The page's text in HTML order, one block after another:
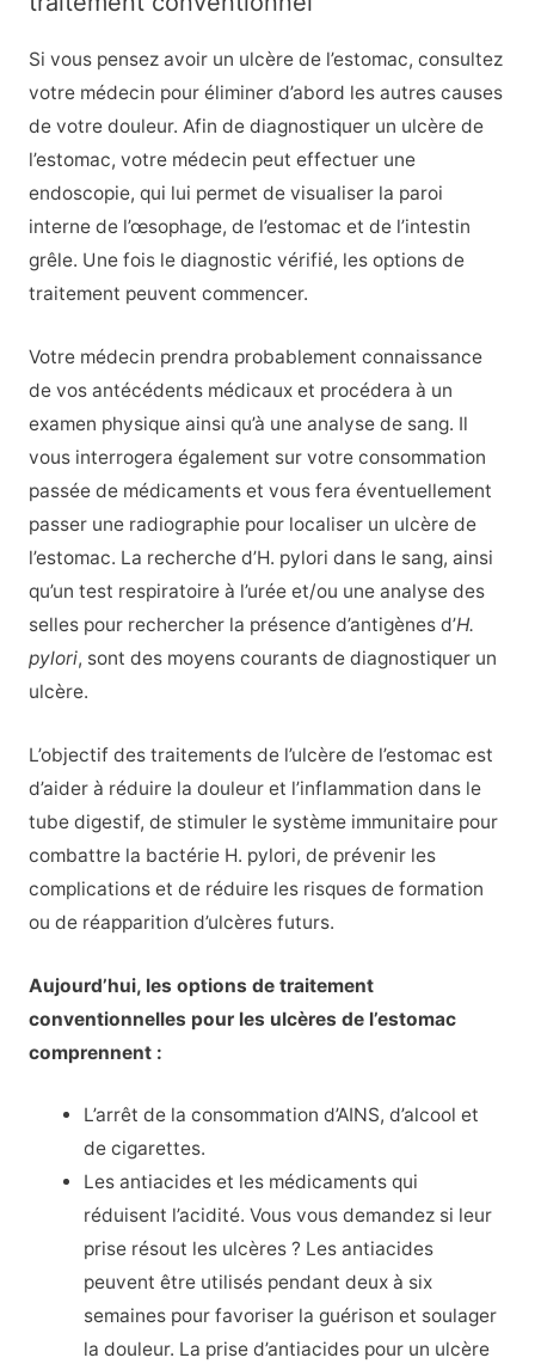
Si vous pensez avoir un ulcère de l’estomac, consultez
votre médecin pour éliminer d’abord les autres causes
de votre douleur. Afin de diagnostiquer un ulcère de
l’estomac, votre médecin peut effectuer une
endoscopie, qui lui permet de visualiser la paroi
interne de l’œsophage, de l’estomac et de l’intestin
grêle. Une fois le diagnostic vérifié, les options de
traitement peuvent commencer.
Votre médecin prendra probablement connaissance
de vos antécédents médicaux et procédera à un
examen physique ainsi qu’à une analyse de sang. Il
vous interrogera également sur votre consommation
passée de médicaments et vous fera éventuellement
passer une radiographie pour localiser un ulcère de
l’estomac. La recherche d’H. pylori dans le sang, ainsi
qu’un test respiratoire à l’urée et/ou une analyse des
selles pour rechercher la présence d’antigènes d’H.
pylori, sont des moyens courants de diagnostiquer un
ulcère.
L’objectif des traitements de l’ulcère de l’estomac est
d’aider à réduire la douleur et l’inflammation dans le
tube digestif, de stimuler le système immunitaire pour
combattre la bactérie H. pylori, de prévenir les
complications et de réduire les risques de formation
ou de réapparition d’ulcères futurs.
Aujourd’hui, les options de traitement
conventionnelles pour les ulcères de l’estomac
comprennent :
L’arrêt de la consommation d’AINS, d’alcool et
de cigarettes.
Les antiacides et les médicaments qui
réduisent l’acidité. Vous vous demandez si leur
prise résout les ulcères ? Les antiacides
peuvent être utilisés pendant deux à six
semaines pour favoriser la guérison et soulager
la douleur. La prise d’antiacides pour un ulcère